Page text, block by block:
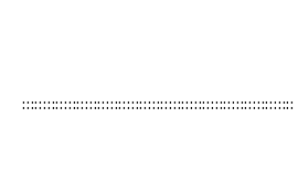
:::::::::::::::::::::::::::::::::::::::::::::::::::::::::::::::::